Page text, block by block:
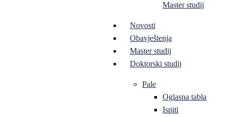
Master studij
Novosti
Obavještenja
Master studij
Doktorski studij
Pale
Oglasna tabla
Ispiti